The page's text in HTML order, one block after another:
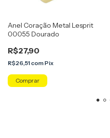
Anel Coração Metal Lesprit
00055 Dourado
R$27,90
R$26,51 com Pix
Comprar